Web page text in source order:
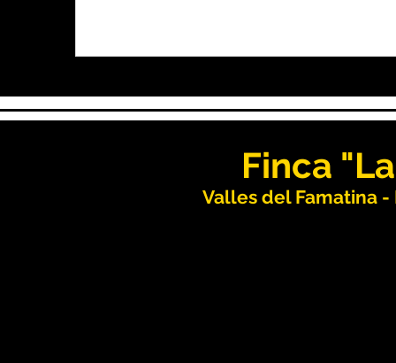
Finca
Valles del Famatina -